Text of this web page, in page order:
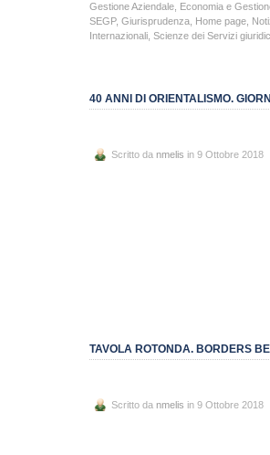
Gestione Aziendale Economia e
SEGP, Giurisprudenza Home page
Internazionali Scienze dei Servizi
40 ANNI DI ORIENTALISMO.
Scritto da nmelis in 9 Ottobre 2018
TAVOLA ROTONDA. BORDERS
Scritto da nmelis in 9 Ottobre 2018